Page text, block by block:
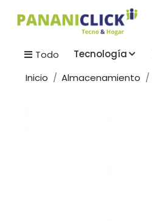
Todo Tecnología
Inicio
Almacenamiento